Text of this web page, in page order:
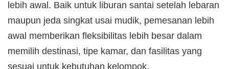
lebih awal. Baik untuk liburan santai setelah lebaran
maupun jeda singkat usai mudik, pemesanan lebih
awal memberikan fleksibilitas lebih besar dalam
memilih destinasi, tipe kamar, dan fasilitas yang
sesuai untuk kebutuhan kelompok.